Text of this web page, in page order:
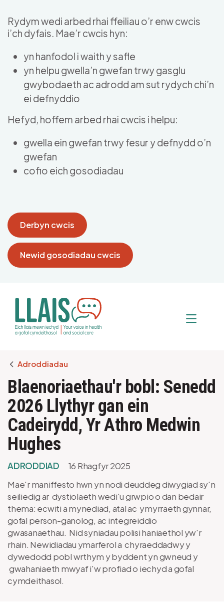
Rydym wedi arbed rhai ffeiliau o’r enw cwcis
i’ch dyfais. Mae’r cwcis hyn:
yn hanfodol i waith y safle
yn helpu gwella’n gwefan trwy gasglu
gwybodaeth ac adrodd am sut rydych chi’n
ei defnyddio
Hefyd, hoffem arbed rhai cwcis i helpu:
gwella ein gwefan trwy fesur y defnydd o’n
gwefan
cofio eich gosodiadau
Derbyn cwcis
Newid gosodiadau cwcis
Breadcrumb
Adroddiadau
Blaenoriaethau'r bobl: Senedd
2026 Llythyr gan ein
Cadeirydd, Yr Athro Medwin
Hughes
ADRODDIAD
16 Rhagfyr 2025
Mae'r maniffesto hwn yn nodi deuddeg diwygiad sy'n
seiliedig ar dystiolaeth wedi'u grwpio o dan bedair
thema: ecwiti a mynediad, atal ac ymyrraeth gynnar,
gofal person-ganolog, ac integreiddio
gwasanaethau. Nid syniadau polisi haniaethol yw'r
rhain. Newidiadau ymarferol a chyraeddadwy y
dywedodd pobl wrthym y byddent yn gwneud y
gwahaniaeth mwyaf i'w profiad o iechyd a gofal
cymdeithasol.